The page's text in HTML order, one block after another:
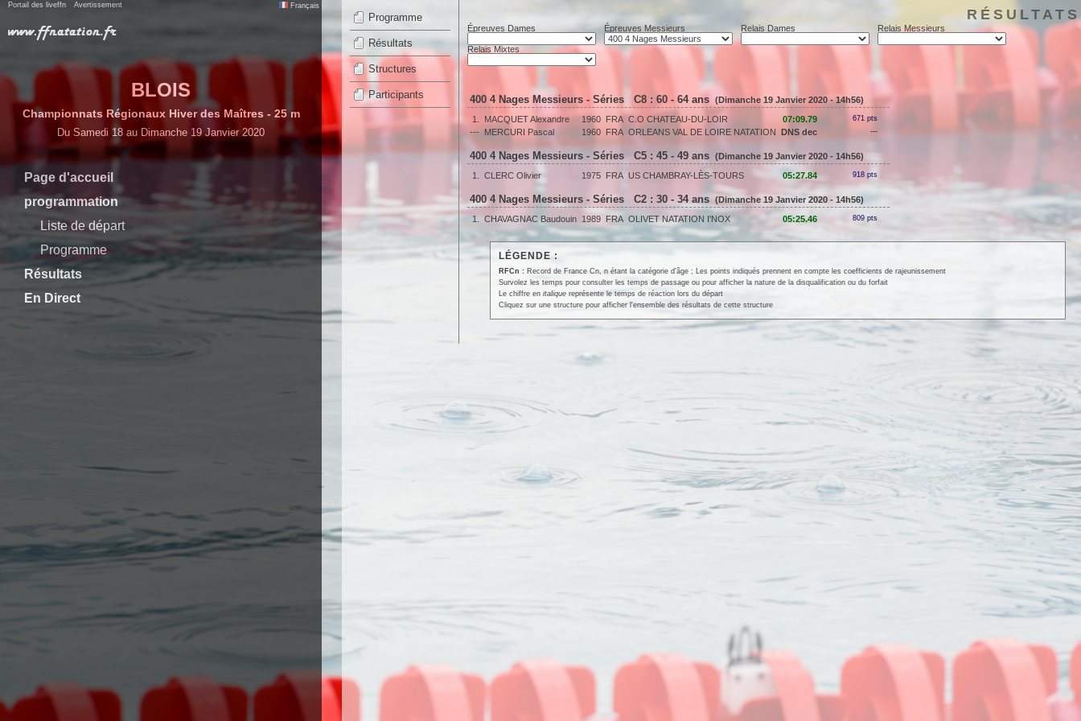
Portail des liveffn Avertissement Français
BLOIS
Championnats Régionaux Hiver des Maîtres - 25 m
Du Samedi 18 au Dimanche 19 Janvier 2020
Page d'accueil
programmation
Liste de départ
Programme
Résultats
En Direct
Programme
Résultats
Structures
Participants
RÉSULTATS
Épreuves Dames Épreuves Messieurs Relais Dames Relais Messieurs
Relais Mixtes
400 4 Nages Messieurs - Séries C8 : 60 - 64 ans (Dimanche 19 Janvier 2020 - 14h56)
1.
MACQUET Alexandre 1960 FRA C.O CHATEAU-DU-LOIR 07:09.79 671 pts
--- MERCURI Pascal 1960 FRA ORLEANS VAL DE LOIRE NATATION DNS dec ---
400 4 Nages Messieurs - Séries C5 : 45 - 49 ans (Dimanche 19 Janvier 2020 - 14h56)
1.
CLERC Olivier 1975 FRA US CHAMBRAY-LÈS-TOURS 05:27.84 918 pts
400 4 Nages Messieurs - Séries C2 : 30 - 34 ans (Dimanche 19 Janvier 2020 - 14h56)
1.
CHAVAGNAC Baudouin 1989 FRA OLIVET NATATION I'NOX 05:25.46 809 pts
LÉGENDE :
RFCn : Record de France Cn, n étant la catégorie d'âge ; Les points indiqués prennent en compte les coefficients de rajeunissement
Survolez les temps pour consulter les temps de passage ou pour afficher la nature de la disqualification ou du forfait
Le chiffre en italiquereprésente le temps de réaction lors du départ
Cliquez sur une structure pour afficher l'ensemble des résultats de cette structure